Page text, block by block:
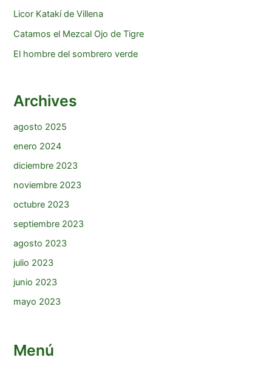
Licor Katakí de Villena
Catamos el Mezcal Ojo de Tigre
El hombre del sombrero verde
Archives
agosto 2025
enero 2024
diciembre 2023
noviembre 2023
octubre 2023
septiembre 2023
agosto 2023
julio 2023
junio 2023
mayo 2023
Menú